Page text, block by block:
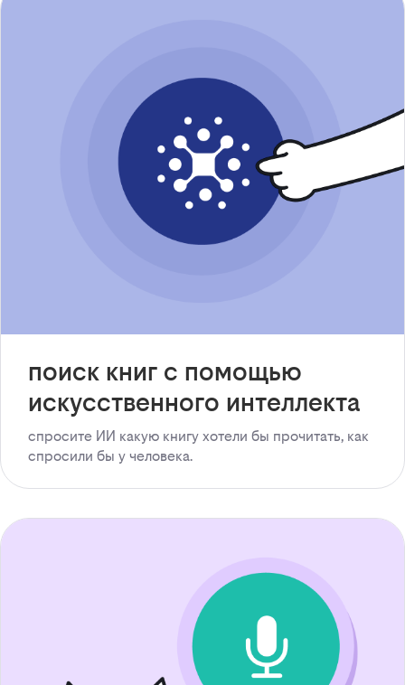
поиск книг с помощью
искусственного интеллекта
спросите ИИ какую книгу хотели бы прочитать, как
спросили бы у человека.